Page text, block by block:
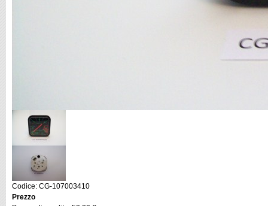
Codice: CG-107003410
Prezzo